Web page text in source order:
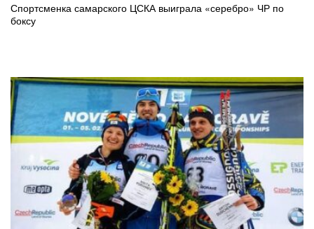
Спортсменка самарского ЦСКА выиграла «серебро» ЧР по
боксу